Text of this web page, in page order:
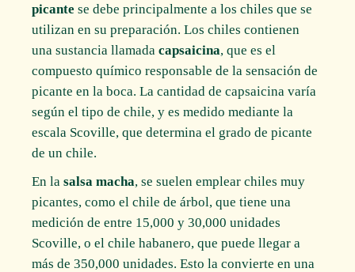
picante se debe principalmente a los chiles que se
utilizan en su preparación. Los chiles contienen
una sustancia llamadacapsaicina, que es el
compuesto químico responsable de la sensación de
picante en la boca. La cantidad de capsaicina varía
según el tipo de chile, y es medido mediante la
escala Scoville, que determina el grado de picante
de un chile.
En lasalsa macha, se suelen emplear chiles muy
picantes, como el chile de árbol, que tiene una
medición de entre 15,000 y 30,000 unidades
Scoville, o el chile habanero, que puede llegar a
más de 350,000 unidades. Esto la convierte en una